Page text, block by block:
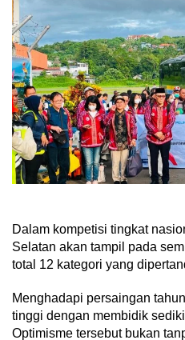
Dalam kompetisi tingkat
Selatan akan tampil pada
total 12 kategori yang
Menghadapi persaingan
tinggi dengan membidik
Optimisme tersebut bukan